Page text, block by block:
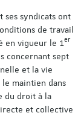
ses syndicats ont
de travail
en vigueur le 1er
concernant sept
et la vie
maintien dans
du droit à la
et collective